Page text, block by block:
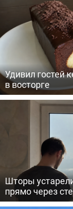
Удивил гостей
в восторге
Шторы
прямо через